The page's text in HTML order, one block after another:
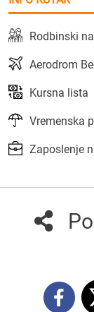
Rodbinski
Aerodrom
Kursna lista
Vremenska
Zaposlenje